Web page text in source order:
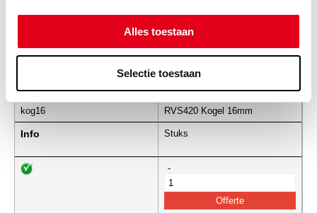
Alles toestaan
Selectie toestaan
Info Stuks
-
kog16 RVS420 Kogel 16mm
Info Stuks
-